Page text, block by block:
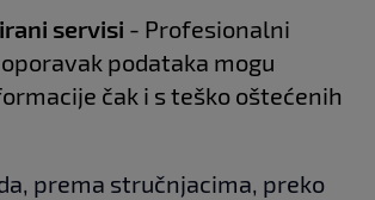
servisi - Profesionalni
podataka mogu
čak i s teško oštećenih
prema stručnjacima, preko